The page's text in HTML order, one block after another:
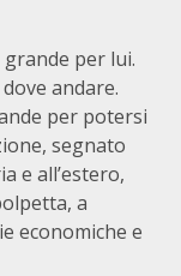
per lui.
andare.
per potersi
segnato
e all’estero,
a
economiche e